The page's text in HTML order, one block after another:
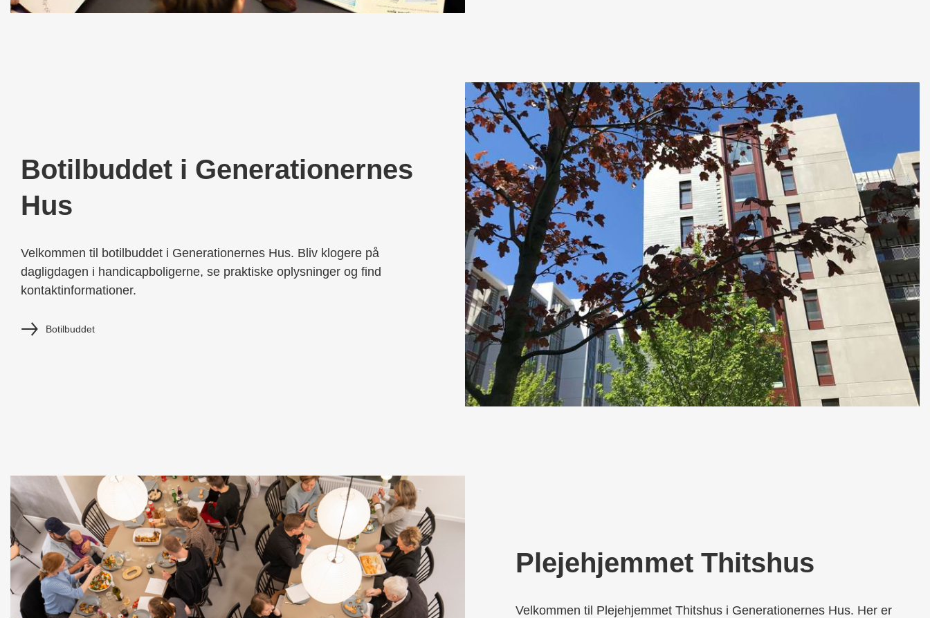
Botilbuddet i Generationernes
Hus
Velkommen til botilbuddet i Generationernes Hus. Bliv klogere på
dagligdagen i handicapboligerne, se praktiske oplysninger og find
kontaktinformationer.
Botilbuddet
Plejehjemmet Thitshus
Velkommen til Plejehjemmet Thitshus i Generationernes Hus. Her er